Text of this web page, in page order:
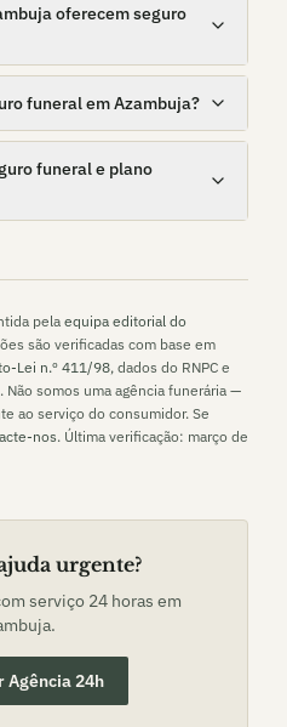
oferecem seguro
funeral em Azambuja?
funeral e plano
pela equipa editorial do
são verificadas com base em
Lei n.º 411/98, dados do RNPC e
somos uma agência funerária —
ao serviço do consumidor. Se
nos. Última verificação: março de
urgente?
serviço 24 horas em
.
Agência 24h